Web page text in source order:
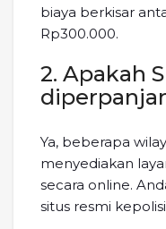
biaya berkisar
Rp300.000.
2. Apakah
Ya, beberapa
menyediakan
secara online.
situs resmi